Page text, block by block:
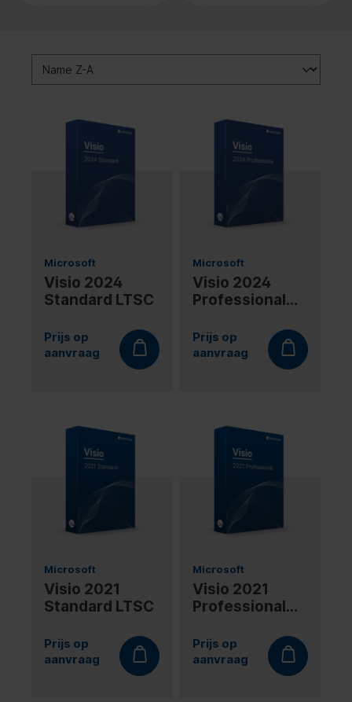
Microsoft
Visio 2024
Standard LTSC
Prijs op
aanvraag
Microsoft
Visio 2024
Professional
Prijs op
aanvraag
Microsoft
Visio 2021
Standard LTSC
Prijs op
aanvraag
Microsoft
Visio 2021
Professional
Prijs op
aanvraag